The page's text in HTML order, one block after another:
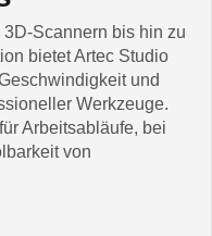
Scannern bis hin zu
bietet Artec Studio
und
Werkzeuge.
Arbeitsabläufe, bei
von